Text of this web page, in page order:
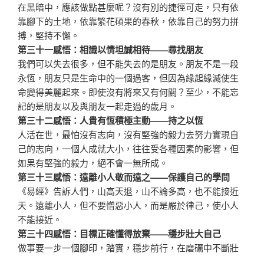
在黑暗中，應該做點甚麼呢？沒有別的捷徑可走，只有依
靠腳下的土地，依靠繁花碩果的春秋，依靠自己的努力拼
搏，堅持不懈。
第三十一感悟：相識以情坦誠相待——尋找朋友
我們可以失去很多，但不能失去的是朋友。朋友不是一段
永恆，朋友只是生命中的一個過客，但因為緣起緣滅使生
命變得美麗起來。即使沒有將來又有何關？至少，不能忘
記的是朋友以及與朋友一起走過的歲月。
第三十二感悟：人貴有恆積極主動——持之以恆
人活在世，最怕沒有志向，沒有堅強的毅力去努力實現自
己的志向，一個人成就大小，往往受各種因素的影響，但
如果有堅強的毅力，絕不會一無所成。
第三十三感悟：遠離小人敬而遠之——保護自己的學問
《易經》告訴人們，山高天退，山不論多高，也不能接近
天。遠離小人，但不要憎惡小人，而是嚴於律己，使小人
不能接近。
第三十四感悟：目標正確懂得放棄——穩步壯大自己
做事要一步一個腳印，踏實，穩步前行，在磨礪中不斷壯